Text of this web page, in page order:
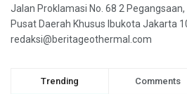
Jalan Proklamasi No. 68 2
Pusat Daerah Khusus Ibukota Jakarta
redaksi@beritageothermal.com
Trending Comments